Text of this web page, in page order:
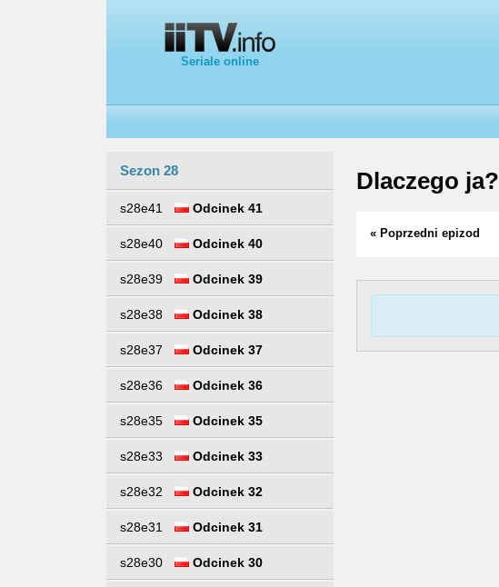
Seriale online
Sezon 28
s28e41 Odcinek 41
s28e40 Odcinek 40
s28e39 Odcinek 39
s28e38 Odcinek 38
s28e37 Odcinek 37
s28e36 Odcinek 36
s28e35 Odcinek 35
s28e33 Odcinek 33
s28e32 Odcinek 32
s28e31 Odcinek 31
s28e30 Odcinek 30
Dlaczego ja?
« Poprzedni epizod